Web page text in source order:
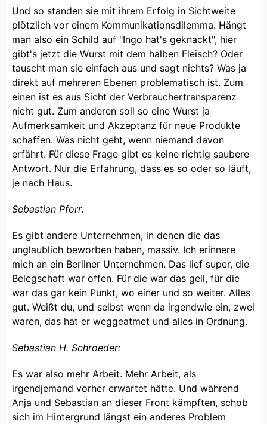
Und so standen sie mit ihrem Erfolg in Sichtweite
plötzlich vor einem Kommunikationsdilemma. Hängt
man also ein Schild auf "Ingo hat's geknackt", hier
gibt's jetzt die Wurst mit dem halben Fleisch? Oder
tauscht man sie einfach aus und sagt nichts? Was ja
direkt auf mehreren Ebenen problematisch ist. Zum
einen ist es aus Sicht der Verbrauchertransparenz
nicht gut. Zum anderen soll so eine Wurst ja
Aufmerksamkeit und Akzeptanz für neue Produkte
schaffen. Was nicht geht, wenn niemand davon
erfährt. Für diese Frage gibt es keine richtig saubere
Antwort. Nur die Erfahrung, dass es so oder so läuft,
je nach Haus.
Sebastian Pforr:
Es gibt andere Unternehmen, in denen die das
unglaublich beworben haben, massiv. Ich erinnere
mich an ein Berliner Unternehmen. Das lief super, die
Belegschaft war offen. Für die war das geil, für die
war das gar kein Punkt, wo einer und so weiter. Alles
gut. Weißt du, und selbst wenn da irgendwie ein, zwei
waren, das hat er weggeatmet und alles in Ordnung.
Sebastian H. Schroeder:
Es war also mehr Arbeit. Mehr Arbeit, als
irgendjemand vorher erwartet hätte. Und während
Anja und Sebastian an dieser Front kämpften, schob
sich im Hintergrund längst ein anderes Problem